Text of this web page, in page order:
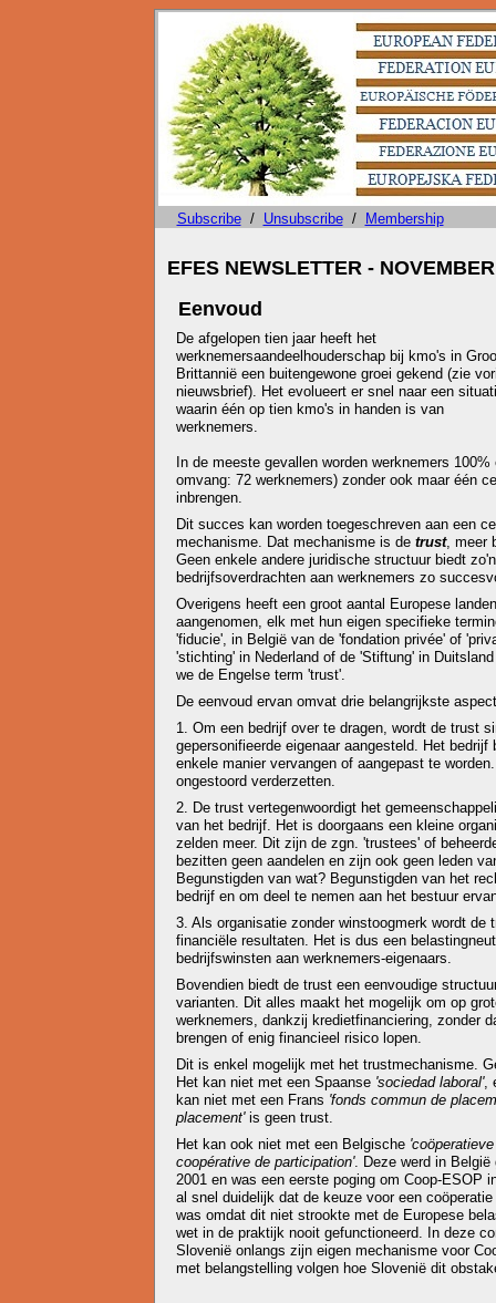
Subscribe/ Unsubscribe/ Membership
EFES NEWSLETTER -
Eenvoud
De afgelopen tien jaar heeft het
werknemersaandeelhouderschap bij kmo's in
Brittannië een buitengewone groei gekend (zie
nieuwsbrief). Het evolueert er snel naar een
waarin één op tien kmo's in handen is van
werknemers.
In de meeste gevallen worden werknemers
omvang: 72 werknemers) zonder ook maar één
inbrengen.
Dit succes kan worden toegeschreven aan een
mechanisme. Dat mechanisme is de trust, meer
Geen enkele andere juridische structuur biedt
bedrijfsoverdrachten aan werknemers zo
Overigens heeft een groot aantal Europese
aangenomen, elk met hun eigen specifieke
'fiducie', in België van de 'fondation privée' of
'stichting' in Nederland of de 'Stiftung' in
we de Engelse term 'trust'.
De eenvoud ervan omvat drie belangrijkste
1. Om een bedrijf over te dragen, wordt de trust
gepersonifieerde eigenaar aangesteld. Het
enkele manier vervangen of aangepast te
ongestoord verderzetten.
2. De trust vertegenwoordigt het
van het bedrijf. Het is doorgaans een kleine
zelden meer. Dit zijn de zgn. 'trustees' of
bezitten geen aandelen en zijn ook geen leden
Begunstigden van wat? Begunstigden van het
bedrijf en om deel te nemen aan het bestuur
3. Als organisatie zonder winstoogmerk wordt
financiële resultaten. Het is dus een
bedrijfswinsten aan werknemers-eigenaars.
Bovendien biedt de trust een eenvoudige
varianten. Dit alles maakt het mogelijk om op
werknemers, dankzij kredietfinanciering, zonder
brengen of enig financieel risico lopen.
Dit is enkel mogelijk met het trustmechanisme.
Het kan niet met een Spaanse 'sociedad laboral',
kan niet met een Frans 'fonds commun de
placement'is geen trust.
Het kan ook niet met een Belgische
coopérative de participation'. Deze werd in België
2001 en was een eerste poging om Coop-ESOP
al snel duidelijk dat de keuze voor een
was omdat dit niet strookte met de Europese
wet in de praktijk nooit gefunctioneerd. In deze
Slovenië onlangs zijn eigen mechanisme voor
met belangstelling volgen hoe Slovenië dit